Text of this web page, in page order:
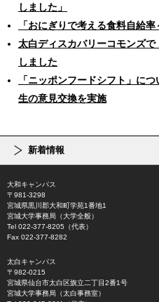
しました」
「おにぎりで考える食料自給
太白ディスカバリーコモンズ
しました
「ニッポンフードシフト」に
生の意見交換を実施
新着情報
大和キャンパス
〒981-3298
宮城県黒川郡大和町学苑1番地1
宮城大学事務局（大学全般）
Tel 022-377-8205（代表）
Fax 022-377-8282
太白キャンパス
〒982-0215
宮城県仙台市太白区旗立二丁目2番1号
宮城大学事務局（太白事務室）